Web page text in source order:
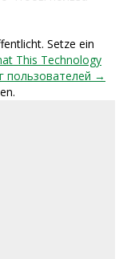
Setze ein
This Technology
пользователей →